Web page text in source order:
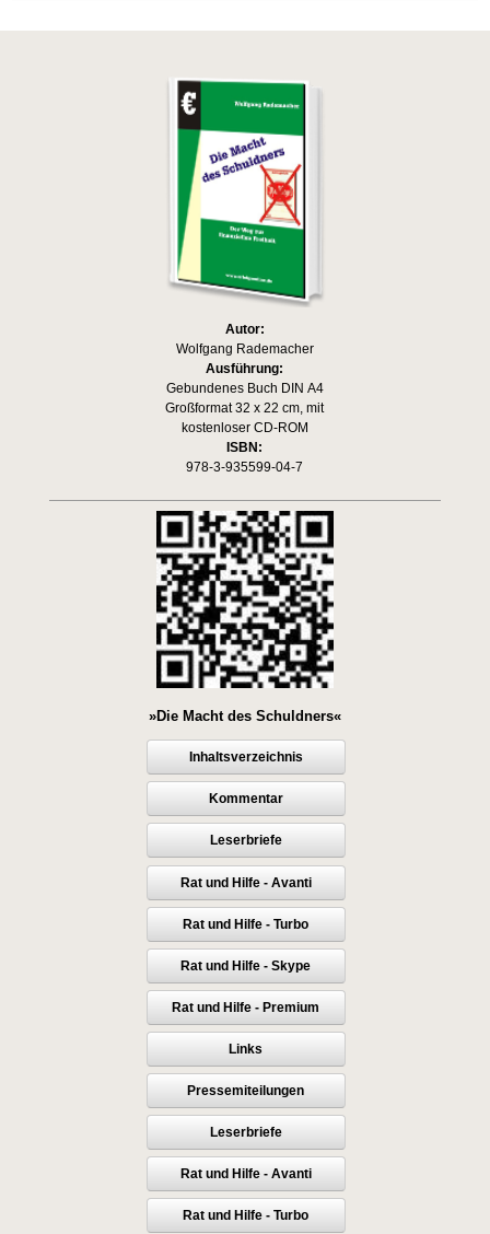
Autor:
Wolfgang Rademacher
Ausführung:
Gebundenes Buch DIN A4
Großformat 32 x 22 cm, mit
kostenloser CD-ROM
ISBN:
978-3-935599-04-7
»Die Macht des Schuldners«
Inhaltsverzeichnis
Kommentar
Leserbriefe
Rat und Hilfe - Avanti
Rat und Hilfe - Turbo
Rat und Hilfe - Skype
Rat und Hilfe - Premium
Links
Pressemiteilungen
Leserbriefe
Rat und Hilfe - Avanti
Rat und Hilfe - Turbo